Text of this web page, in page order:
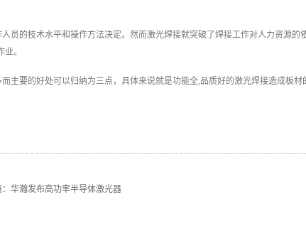
员的技术水平和操作方法决定。然而激光焊接就突破了焊接工作对人力资源
。
主要的好处可以归纳为三点，具体来说就是功能全,品质好的激光焊接造成板
华瀚发布高功率半导体激光器